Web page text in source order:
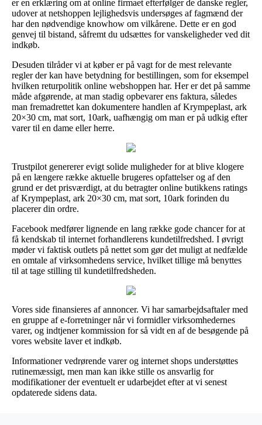
er en erklæring om at online firmaet efterfølger de danske regler,
udover at netshoppen lejlighedsvis undersøges af fagmænd der
har den nødvendige knowhow om vilkårene. Dette er en god
genvej til bistand, såfremt du udsættes for vanskeligheder ved dit
indkøb.
Desuden tilråder vi at køber er på vagt for de mest relevante
regler der kan have betydning for bestillingen, som for eksempel
hvilken returpolitik online webshoppen har. Her er det på samme
måde afgørende, at man stadig opbevarer ens faktura, således
man fremadrettet kan dokumentere handlen af Krympeplast, ark
20×30 cm, mat sort, 10ark, uafhængig om man er på udkig efter
varer til en dame eller herre.
Trustpilot genererer evigt solide muligheder for at blive klogere
på en længere række aktuelle brugeres opfattelser og af den
grund er det prisværdigt, at du betragter online butikkens ratings
af Krympeplast, ark 20×30 cm, mat sort, 10ark forinden du
placerer din ordre.
Facebook medfører lignende en lang række gode chancer for at
få kendskab til internet forhandlerens kundetilfredshed. I øvrigt
møder vi faktisk outlets på nettet som gør det muligt at nedfælde
en omtale af virksomhedens service, hvilket tillige må benyttes
til at tage stilling til kundetilfredsheden.
Vores side finansieres af annoncer. Vi har samarbejdsaftaler med
en gruppe af e-forretninger når vi formidler virksomhedernes
varer, og indtjener kommission for så vidt en af de besøgende på
vores website laver et indkøb.
Informationer vedrørende varer og internet shops understøttes
rutinemæssigt, men man kan ikke stille os ansvarlig for
modifikationer der eventuelt er udarbejdet efter at vi senest
opdaterede sidens data.